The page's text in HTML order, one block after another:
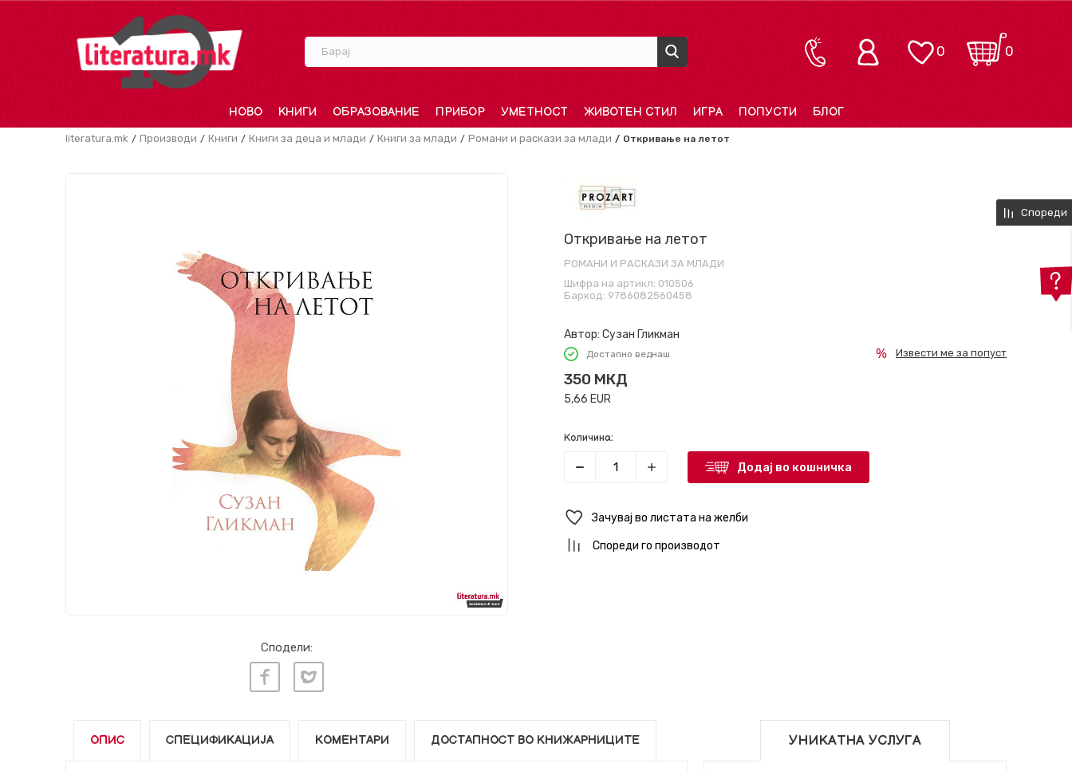
Барај 0
0
НОВО КНИГИ ОБРАЗОВАНИЕ ПРИБОР УМЕТНОСТ ЖИВОТЕН СТИЛ ИГРА ПОПУСТИ БЛОГ
literatura.mk Производи Книги Книги за деца и млади Книги за млади Романи и раскази за млади Откривање на летот
Сподели:
Откривање на летот
РОМАНИ И РАСКАЗИ ЗА МЛАДИ
Шифра на артикл: 010506
Баркод: 9786082560458
Автор: Сузан Гликман
Достапно веднаш
350 МКД
5,66 EUR
Извести ме за попуст
Количина:
Додај во кошничка
Зачувај во листата на желби
Спореди го производот
ОПИС СПЕЦИФИКАЦИЈА КОМЕНТАРИ ДОСТАПНОСТ ВО КНИЖАРНИЦИТЕ УНИКАТНА УСЛУГА
Спореди